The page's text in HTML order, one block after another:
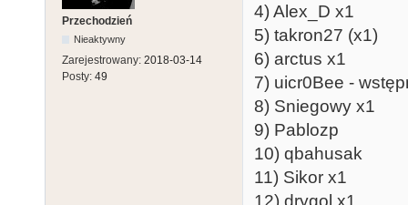
Przechodzień
Nieaktywny
Zarejestrowany: 2018-03-14
Posty: 49
4) Alex_D x1
5) takron27 (x1)
6) arctus x1
7) uicr0Bee -
8) Sniegowy x1
9) Pablozp
10) qbahusak
11) Sikor x1
12) drygol x1